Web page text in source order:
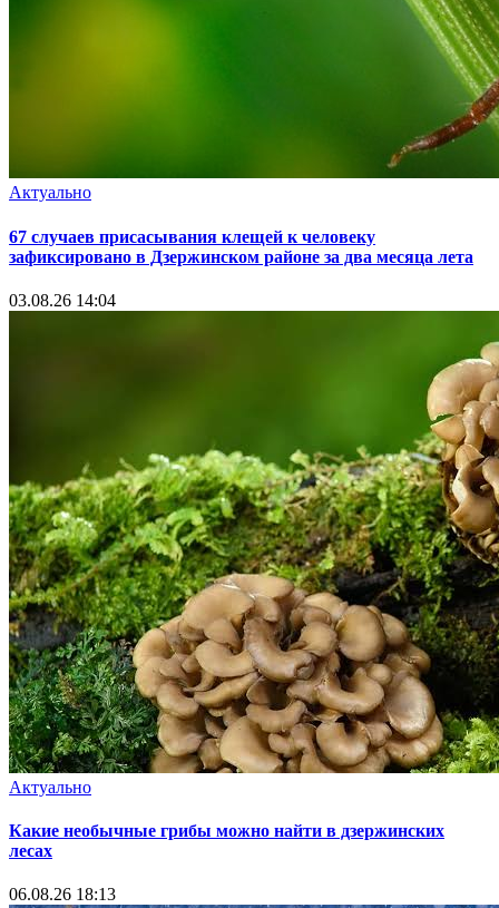
Актуально
67 случаев присасывания клещей к человеку
зафиксировано в Дзержинском районе за два месяца лета
03.08.26 14:04
Актуально
Какие необычные грибы можно найти в дзержинских
лесах
06.08.26 18:13